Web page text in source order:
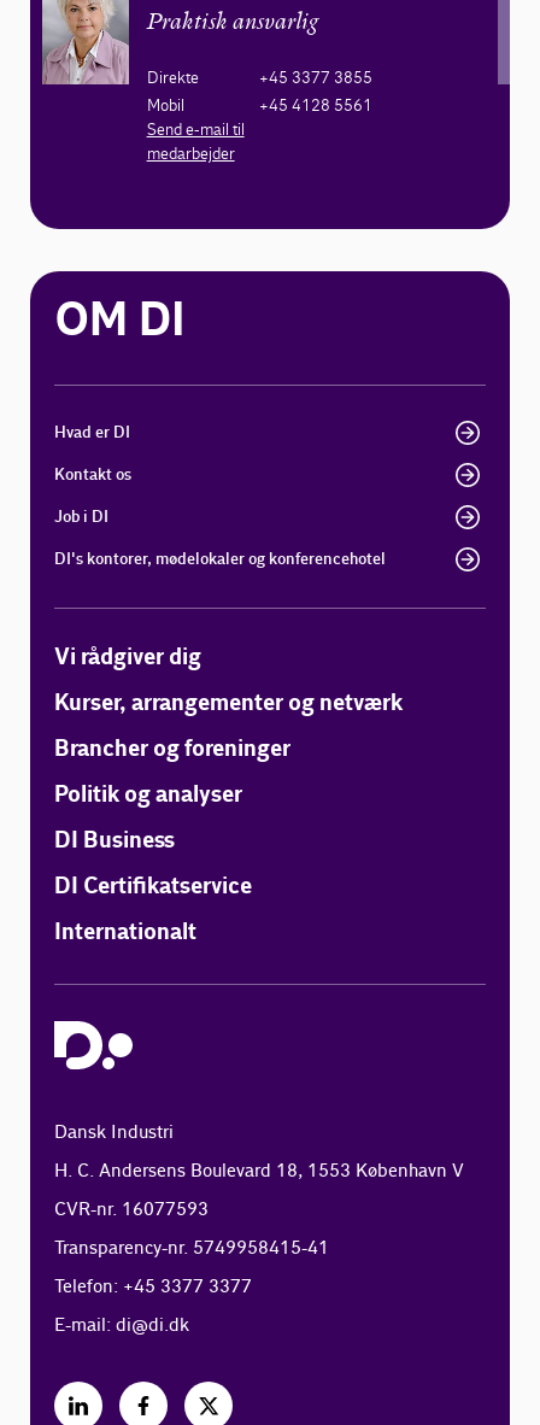
Praktisk ansvarlig
Direkte
+45 3377 3855
Mobil
+45 4128 5561
Send e-mail til
medarbejder
OM DI
Hvad er DI
Kontakt os
Job i DI
DI's kontorer, mødelokaler og konferencehotel
Vi rådgiver dig
Kurser, arrangementer og netværk
Brancher og foreninger
Politik og analyser
DI Business
DI Certifikatservice
Internationalt
Dansk Industri
H. C. Andersens Boulevard 18, 1553 København V
CVR-nr. 16077593
Transparency-nr. 5749958415-41
Telefon: +45 3377 3377
E-mail:di@di.dk